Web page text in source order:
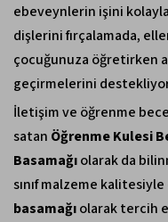
ebeveynlerin işini
dişlerini fırçalamada,
çocuğunuza öğretirken
geçirmelerini
İletişim ve öğrenme
satan Öğrenme Kulesi
Basamağıolarak da
sınıf malzeme
basamağıolarak tercih